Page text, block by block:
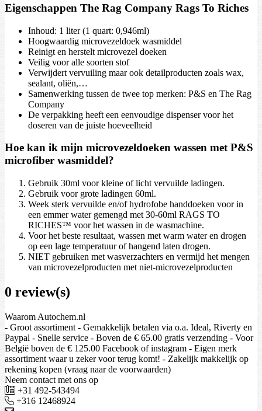
Eigenschappen The Rag Company Rags To Riches
Inhoud: 1 liter (1 quart: 0,946ml)
Hoogwaardig microvezeldoek wasmiddel
Reinigt en herstelt microvezel doeken
Veilig voor alle soorten stof
Verwijdert vervuiling maar ook detailproducten zoals wax,
sealant, oliën,…
Samenwerking tussen de twee top merken: P&S en The Rag
Company
De verpakking heeft een eenvoudige dispenser voor het
doseren van de juiste hoeveelheid
Hoe kan ik mijn microvezeldoeken wassen met P&S
microfiber wasmiddel?
Gebruik 30ml voor kleine of licht vervuilde ladingen.
Gebruik voor grote ladingen 60ml.
Week sterk vervuilde en/of hydrofobe handdoeken voor in
een emmer water gemengd met 30-60ml RAGS TO
RICHES™ voor het wassen in de wasmachine.
Voor het beste resultaat, wassen met warm water en drogen
op een lage temperatuur of hangend laten drogen.
NIET gebruiken met wasverzachters en vermijd het mengen
van microvezelproducten met niet-microvezelproducten
0 review(s)
Waarom Autochem.nl
- Groot assortiment - Gemakkelijk betalen via o.a. Ideal, Riverty en
Paypal - Snelle service - Boven de € 65.00 gratis verzending - Voor
België boven de € 125.00 Facebook of instagram - Eigen merk
assortiment waar u zeker voor terug komt! - Zakelijk makkelijk op
rekening kopen (vraag naar de voorwaarden)
Neem contact met ons op
+31 492-543494
+316 12468924